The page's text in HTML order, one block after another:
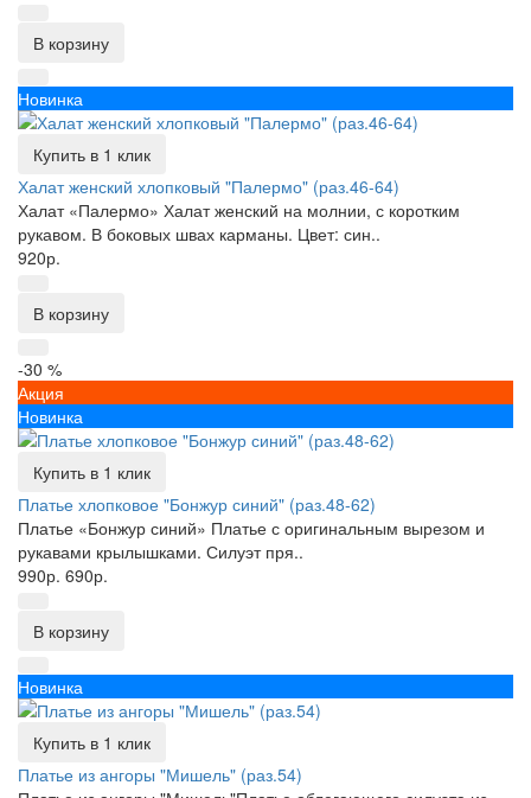
В корзину
Новинка
Купить в 1 клик
Халат женский хлопковый "Палермо" (раз.46-64)
Халат «Палермо» Халат женский на молнии, с коротким
рукавом. В боковых швах карманы. Цвет: син..
920р.
В корзину
-30 %
Акция
Новинка
Купить в 1 клик
Платье хлопковое "Бонжур синий" (раз.48-62)
Платье «Бонжур синий» Платье с оригинальным вырезом и
рукавами крылышками. Силуэт пря..
990р. 690р.
В корзину
Новинка
Купить в 1 клик
Платье из ангоры "Мишель" (раз.54)